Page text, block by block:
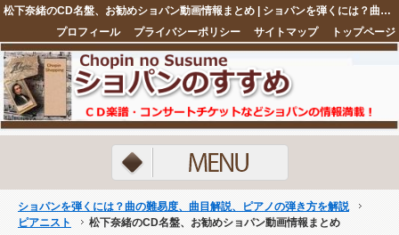
松下奈緒のCD名盤、お勧めショパン動画情報まとめ | ショパンを弾くには？曲の難易度、曲目解説、ピアノの弾き方を解説
トップページ
サイトマップ
プライバシーポリシー
プロフィール
注目ネタ5選
ショパンを弾くには？曲の難易度、曲目解説、ピアノの弾き方を解説
ピアニスト
松下奈緒のCD名盤、お勧めショパン動画情報まとめ